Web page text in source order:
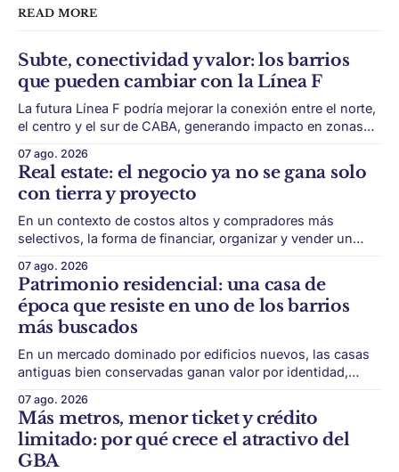
READ MORE
Subte, conectividad y valor: los barrios
que pueden cambiar con la Línea F
La futura Línea F podría mejorar la conexión entre el norte,
el centro y el sur de CABA, generando impacto en zonas
transporte puede cambiar el mapa inmobiliario de una
ciudad. La futura Línea F del subte busca mejorar la
conexión
07 ago. 2026
Real estate: el negocio ya no se gana solo
con tierra y proyecto
En un contexto de costos altos y compradores más
selectivos, la forma de financiar, organizar y vender un
éxito de un desarrollo inmobiliario ya no depende solo de
conseguir un buen terreno. En un mercado más exigente,
la estructura financiera, legal
07 ago. 2026
Patrimonio residencial: una casa de
época que resiste en uno de los barrios
más buscados
En un mercado dominado por edificios nuevos, las casas
antiguas bien conservadas ganan valor por identidad,
algunas piezas residenciales que cuentan otra historia del
barrio. En medio de torres, edificios nuevos y proyectos
premium, todavía aparecen casas de más de 100 años
07 ago. 2026
Más metros, menor ticket y crédito
limitado: por qué crece el atractivo del
GBA